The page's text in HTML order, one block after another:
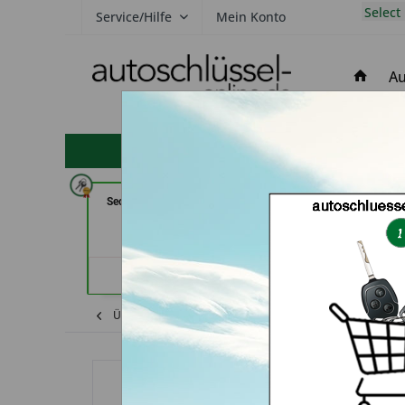
Service/Hilfe Mein Konto Select
hohe Kundenzufriedenheit
Secura Tec GmbH & Co. KG (in
Tayfun 2.0
Übersicht Hyundai Verna